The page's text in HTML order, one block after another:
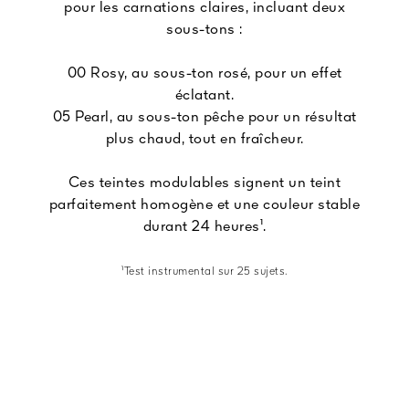
pour les carnations claires, incluant deux
sous-tons :
00 Rosy, au sous-ton rosé, pour un effet
éclatant.
05 Pearl, au sous-ton pêche pour un résultat
plus chaud, tout en fraîcheur.
Ces teintes modulables signent un teint
parfaitement homogène et une couleur stable
durant 24 heures¹.
¹Test instrumental sur 25 sujets.